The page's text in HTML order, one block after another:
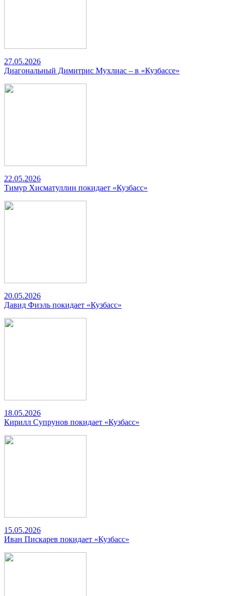
27.05.2026
Диагональный Димитрис Мухлиас – в «Кузбассе»
22.05.2026
Тимур Хисматуллин покидает «Кузбасс»
20.05.2026
Давид Фиэль покидает «Кузбасс»
18.05.2026
Кирилл Супрунов покидает «Кузбасс»
15.05.2026
Иван Пискарев покидает «Кузбасс»